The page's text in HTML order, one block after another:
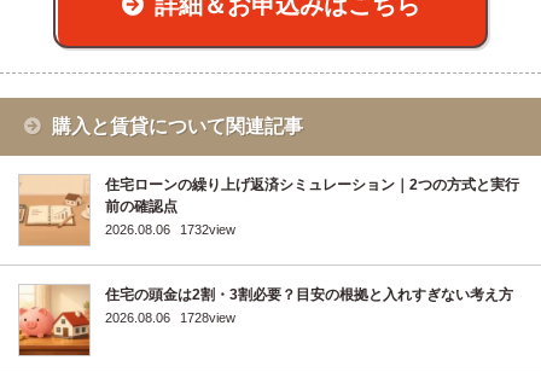
購入と賃貸について関連記事
住宅ローンの繰り上げ返済シミュレーション｜2つの方式と実行
前の確認点
2026.08.06 1732view
住宅の頭金は2割・3割必要？目安の根拠と入れすぎない考え方
2026.08.06 1728view